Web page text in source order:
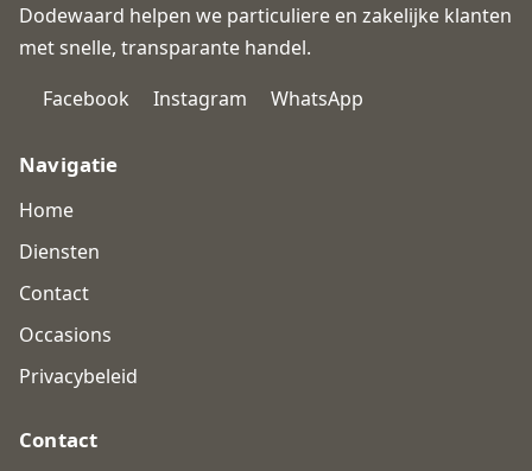
Dodewaard helpen we particuliere en zakelijke klanten
met snelle, transparante handel.
Facebook
Instagram WhatsApp
Navigatie
Home
Diensten
Contact
Occasions
Privacybeleid
Contact